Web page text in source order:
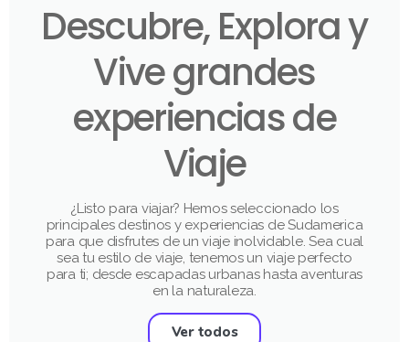
Descubre, Explora y
Vive grandes
experiencias de
Viaje
¿Listo para viajar? Hemos seleccionado los
principales destinos y experiencias de Sudamerica
para que disfrutes de un viaje inolvidable. Sea cual
sea tu estilo de viaje, tenemos un viaje perfecto
para ti; desde escapadas urbanas hasta aventuras
en la naturaleza.
Ver todos